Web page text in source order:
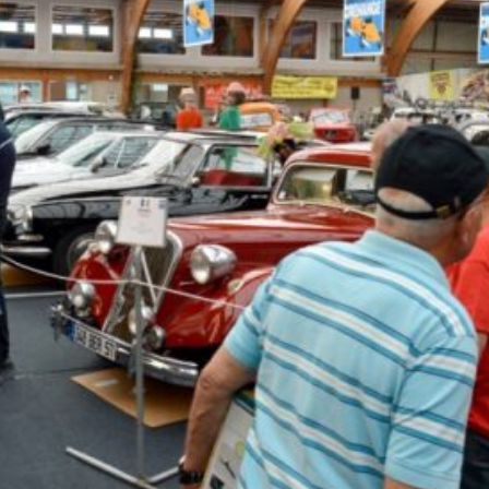
Notre local
La Boutique
Les pièces
L’assurance
Liens
La Revue
Les salons
La traction
La Traction des
membres
Bibliographie
Présentation 7
Présentation 11
Présentation 15 six
Evolution 7 et 11 -